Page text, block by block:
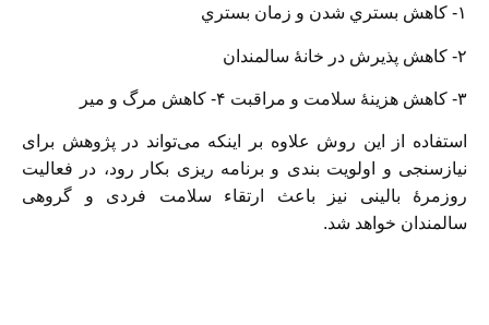
۱- كاهش بستري شدن و زمان بستري
۲- كاهش پذيرش در خانهٔ سالمندان
۳- كاهش هزينهٔ سلامت و مراقبت ۴- كاهش مرگ و مير
استفاده از این روش علاوه بر اينكه می‌تواند در پژوهش برای
نیازسنجی و اولویت بندی و برنامه ریزی بکار رود، در فعالیت
روزمرهٔ بالینی نيز باعث ارتقاء سلامت فردی و گروهی
سالمندان خواهد شد.